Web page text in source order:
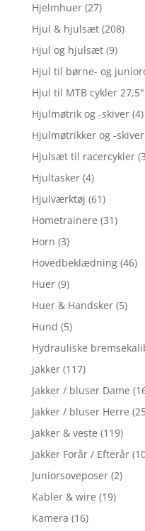
Hjelmhuer (27)
Hjul & hjulsæt (208)
Hjul og hjulsæt (9)
Hjul til børne- og
Hjul til MTB cykler
Hjulmøtrik og -skiver (4)
Hjulmøtrikker og -skiver
Hjulsæt til racercykler
Hjultasker (4)
Hjulværktøj (61)
Hometrainere (31)
Horn (3)
Hovedbeklædning (46)
Huer (9)
Huer & Handsker (5)
Hund (5)
Hydrauliske
Jakker (117)
Jakker / bluser Dame
Jakker / bluser Herre
Jakker & veste (119)
Jakker Forår / Efterår
Juniorsoveposer (2)
Kabler & wire (19)
Kamera (16)